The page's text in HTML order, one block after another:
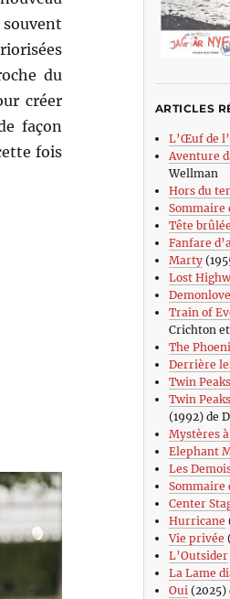
du
créer
façon
fois
ARTICLES
L’Œuf de
Aventure
Wellman
Hors du
Sommaire
Tête brûlée
Fanfare
Marty
Lost
Train of
Crichton
The
Derrière
Twin
Twin
(1992) de
Mystères
Elephant
Les
Sommaire
Center
Hurricane
Vie privée
L’Outsider
La Lame
Oui(2025)